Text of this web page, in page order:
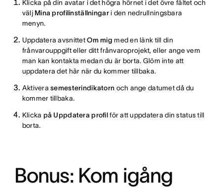
Klicka på din avatar i det högra hörnet i det övre fältet och
välj Mina profilinställningari den nedrullningsbara
menyn.
Uppdatera avsnittetOm migmed en länk till din
frånvarouppgift eller ditt frånvaroprojekt, eller ange vem
man kan kontakta medan du är borta. Glöm inte att
uppdatera det här när du kommer tillbaka.
Aktiverasemesterindikatorn och ange datumet då du
kommer tillbaka.
Klicka på Uppdatera profilför att uppdatera din status till
borta.
Bonus: Kom igång